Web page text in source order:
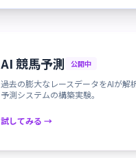
AI 競馬予測 公開中
過去の膨大なレースデータをAIが解
予測システムの構築実験。
試してみる →